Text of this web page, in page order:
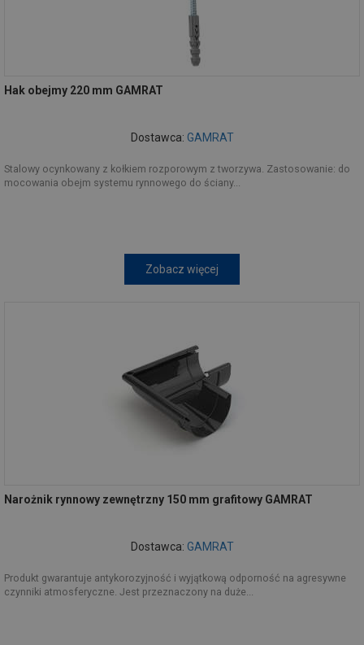
Hak obejmy 220 mm GAMRAT
Dostawca: GAMRAT
Stalowy ocynkowany z kołkiem rozporowym z tworzywa. Zastosowanie: do
mocowania obejm systemu rynnowego do ściany...
Zobacz więcej
Narożnik rynnowy zewnętrzny 150 mm grafitowy GAMRAT
Dostawca: GAMRAT
Produkt gwarantuje antykorozyjność i wyjątkową odporność na agresywne
czynniki atmosferyczne. Jest przeznaczony na duże...